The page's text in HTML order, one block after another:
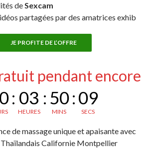
deSexcam
partagées par des amatrices exhib
JE PROFITE DE L’OFFRE
pendant encore
: 03
HEURES
: 50
MINS
:08
SECS
de massage unique et apaisante avec
Thaïlandais Californie Montpellier